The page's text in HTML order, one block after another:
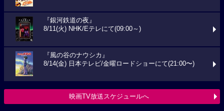
『銀河鉄道の夜』
8/11(火) NHK/Eテレにて(09:00～)
『風の谷のナウシカ』
8/14(金) 日本テレビ/金曜ロードショーにて(21:00〜)
映画TV放送スケジュールへ